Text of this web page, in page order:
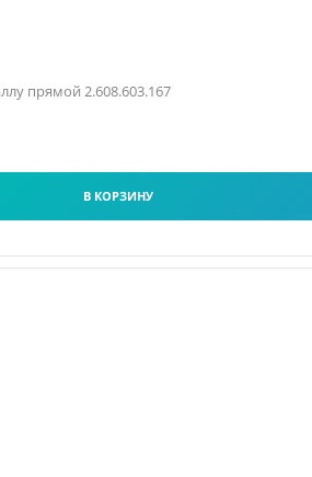
прямой 2.608.603.167
В КОРЗИНУ